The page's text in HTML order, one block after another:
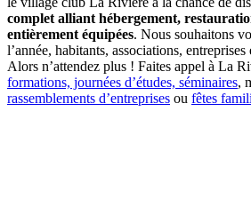
complet alliant hébergement,
entièrement équipées. Nous souhaitons
l’année, habitants, associations,
Alors n’attendez plus ! Faites appel à La
formations, journées d’études, séminaires,
rassemblements d’entreprises ou fêtes